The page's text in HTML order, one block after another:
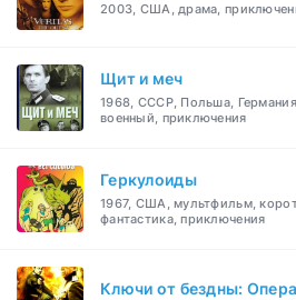
2003, США, драма,
Щит и меч
1968, СССР, Польша,
военный, приключения
Геркулоиды
1967, США, мультфильм,
фантастика, приключения
Ключи от бездны: